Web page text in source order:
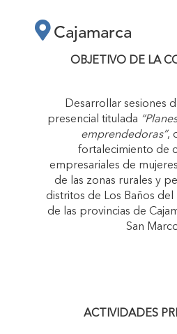
TITULADA
DE
Cajamarca
OBJETIVO DE LA
Desarrollar sesiones
presencial titulada
emprendedoras”,
fortalecimiento de
empresariales de
de las zonas rurales y
distritos de Los Baños del
de las provincias de
San
ACTIVIDADES